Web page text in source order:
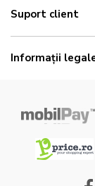
Suport client
Informații